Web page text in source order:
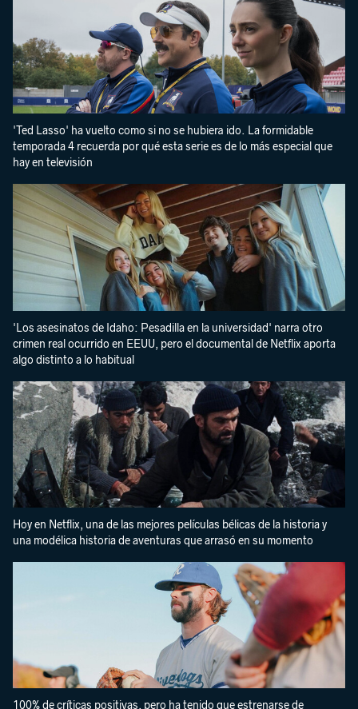
'Ted Lasso' ha vuelto como si no se hubiera ido. La formidable
temporada 4 recuerda por qué esta serie es de lo más especial que
hay en televisión
'Los asesinatos de Idaho: Pesadilla en la universidad' narra otro
crimen real ocurrido en EEUU, pero el documental de Netflix aporta
algo distinto a lo habitual
Hoy en Netflix, una de las mejores películas bélicas de la historia y
una modélica historia de aventuras que arrasó en su momento
100% de críticas positivas, pero ha tenido que estrenarse de